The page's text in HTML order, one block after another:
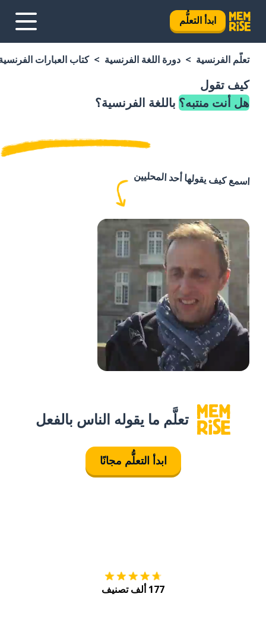
ابدأ التعلُّم
تعلَّم الفرنسية دورة اللغة الفرنسية كتاب العبارات
كيف تقول
هل أنت منتبه؟ باللغة الفرنسية؟
اسمع كيف يقولها أحد المحليين
تعلَّم ما يقوله الناس بالفعل
ابدأ التعلُّم مجانًا
177 ألف تصنيف